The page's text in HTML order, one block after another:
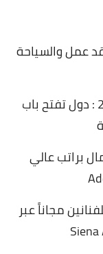
عمل والسياحة
أسهل طريقة للهجرة إلى أوروبا 2023 : دول تفتح باب
| مطلوب عمال براتب عالي
مجاناً عبر